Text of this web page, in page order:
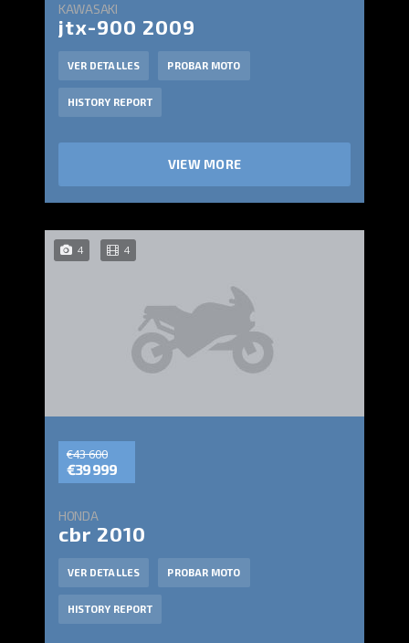
KAWASAKI
jtx-900 2009
VER DETALLES PROBAR MOTO
HISTORY REPORT
VIEW MORE
4 4
€43 600
€39 999
HONDA
cbr 2010
VER DETALLES PROBAR MOTO
HISTORY REPORT